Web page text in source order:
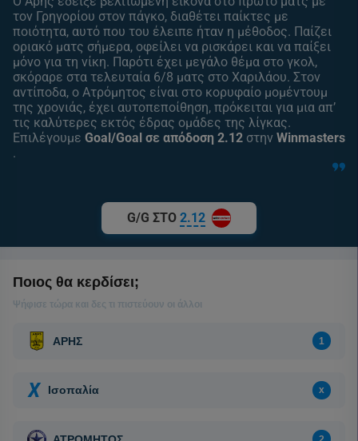
τον Γρηγορίου στον πάγκο, διαθέτει παίκτες με
ποιότητα, αυτό που του έλειπε ήταν η μέθοδος. Παίζει
οριακό ματς σήμερα, οφείλει να ρισκάρει και να παίξει
μόνο για τη νίκη. Παρότι έχει μεγάλο θέμα στο γκολ,
σκόραρε στα τελευταία 6/8 ματς στο Χαριλάου. Στον
αντίποδα, ο Ατρόμητος είναι στο κορυφαίο μομέντουμ
της χρονιάς, έχει αυτοπεποίθηση, πρόκειται για μια απ’
τις καλύτερες εκτός έδρας ομάδες της λίγκας.
Επιλέγουμε Goal/Goal σε απόδοση 2.12 στην Winmasters
.
G/G ΣΤΟ 2.12